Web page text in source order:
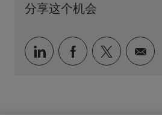
分享这个机会
通过 LinkedIn 分享
通过 faceebook
通过 通